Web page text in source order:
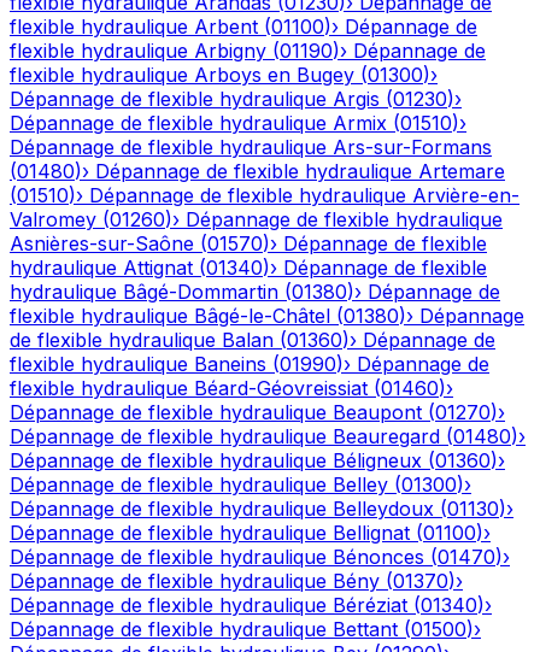
flexible hydraulique Arbent (01100)› Dépannage de
flexible hydraulique Arbigny (01190)› Dépannage de
flexible hydraulique Arboys en Bugey (01300)›
Dépannage de flexible hydraulique Argis (01230)›
Dépannage de flexible hydraulique Armix (01510)›
Dépannage de flexible hydraulique Ars-sur-Formans
(01480)› Dépannage de flexible hydraulique Artemare
(01510)› Dépannage de flexible hydraulique Arvière-en-
Valromey (01260)› Dépannage de flexible hydraulique
Asnières-sur-Saône (01570)› Dépannage de flexible
hydraulique Attignat (01340)› Dépannage de flexible
hydraulique Bâgé-Dommartin (01380)› Dépannage de
flexible hydraulique Bâgé-le-Châtel (01380)› Dépannage
de flexible hydraulique Balan (01360)› Dépannage de
flexible hydraulique Baneins (01990)› Dépannage de
flexible hydraulique Béard-Géovreissiat (01460)›
Dépannage de flexible hydraulique Beaupont (01270)›
Dépannage de flexible hydraulique Beauregard (01480)›
Dépannage de flexible hydraulique Béligneux (01360)›
Dépannage de flexible hydraulique Belley (01300)›
Dépannage de flexible hydraulique Belleydoux (01130)›
Dépannage de flexible hydraulique Bellignat (01100)›
Dépannage de flexible hydraulique Bénonces (01470)›
Dépannage de flexible hydraulique Bény (01370)›
Dépannage de flexible hydraulique Béréziat (01340)›
Dépannage de flexible hydraulique Bettant (01500)›